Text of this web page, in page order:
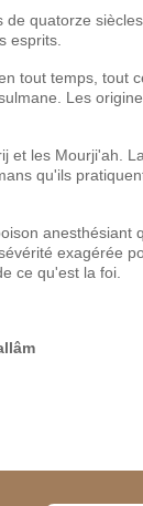
quatorze
esprits.
tout temps, tout
Les
et les Mourji'ah.
qu'ils
anesthésiant
exagérée
ce qu'est la foi.